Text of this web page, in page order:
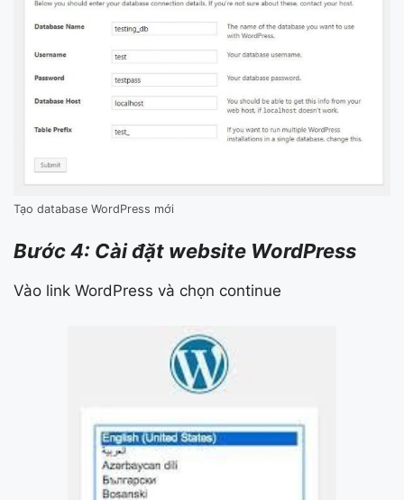
Tạo database WordPress mới
Bước 4: Cài đặt website WordPress
Vào link WordPress và chọn continue